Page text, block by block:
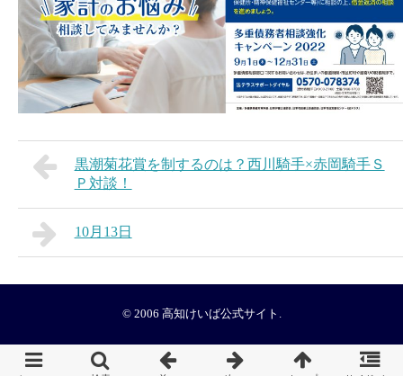
黒潮菊花賞を制するのは？西川騎手×赤岡騎手Ｓ
Ｐ対談！
10月13日
© 2006 高知けいば公式サイト .